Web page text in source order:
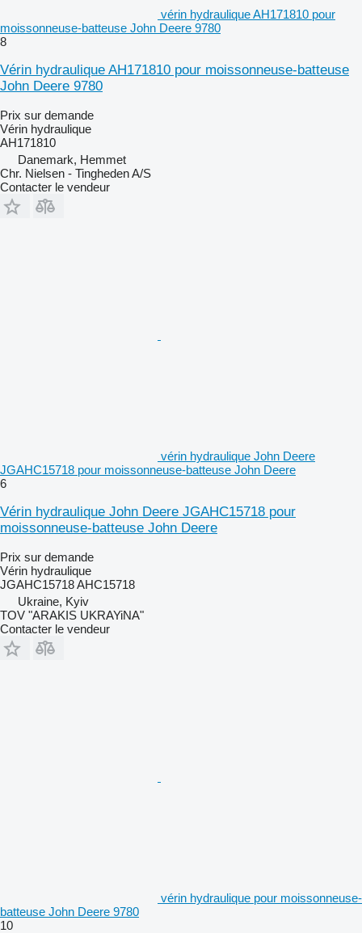
vérin hydraulique AH171810 pour
moissonneuse-batteuse John Deere 9780
8
Vérin hydraulique AH171810 pour moissonneuse-batteuse
John Deere 9780
Prix sur demande
Vérin hydraulique
AH171810
Danemark, Hemmet
Chr. Nielsen - Tingheden A/S
Contacter le vendeur
vérin hydraulique John Deere
JGAHC15718 pour moissonneuse-batteuse John Deere
6
Vérin hydraulique John Deere JGAHC15718 pour
moissonneuse-batteuse John Deere
Prix sur demande
Vérin hydraulique
JGAHC15718 AHC15718
Ukraine, Kyiv
TOV "ARAKIS UKRAYiNA"
Contacter le vendeur
vérin hydraulique pour moissonneuse-
batteuse John Deere 9780
10